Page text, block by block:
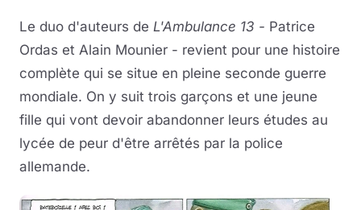
Le duo d'auteurs de L'Ambulance 13 - Patrice
Ordas et Alain Mounier - revient pour une histoire
complète qui se situe en pleine seconde guerre
mondiale. On y suit trois garçons et une jeune
fille qui vont devoir abandonner leurs études au
lycée de peur d'être arrêtés par la police
allemande.